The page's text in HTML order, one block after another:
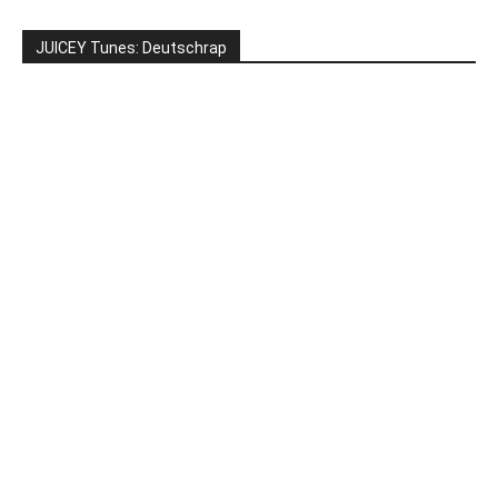
JUICEY Tunes: Deutschrap